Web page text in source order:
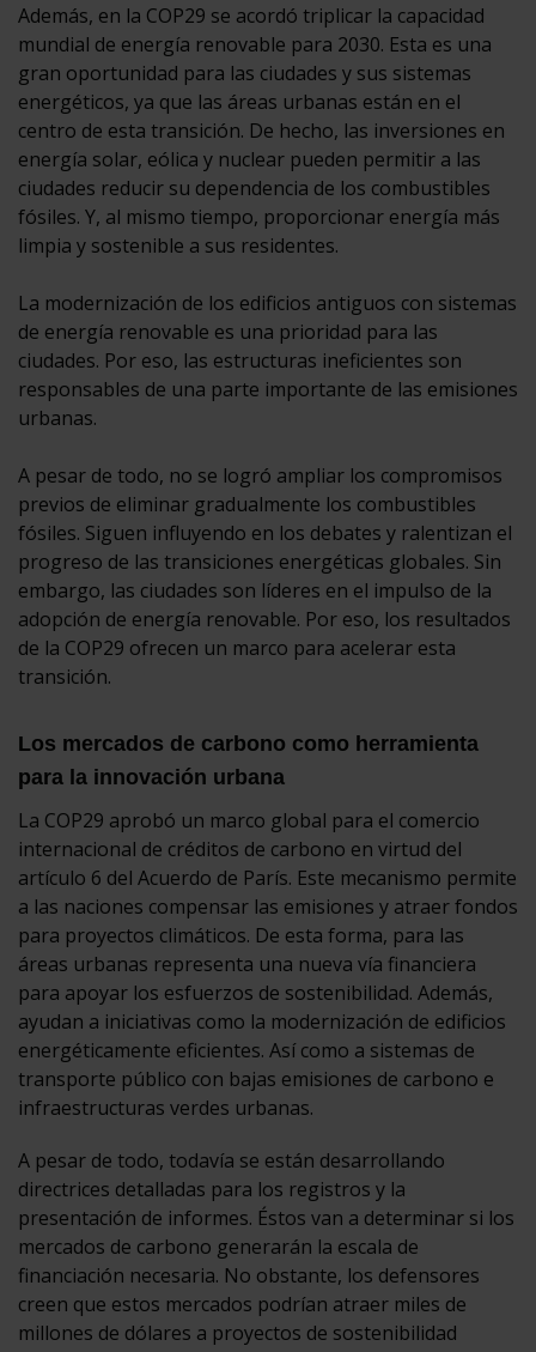
Además, en la COP29 se acordó triplicar la capacidad
mundial de energía renovable para 2030. Esta es una
gran oportunidad para las ciudades y sus sistemas
energéticos, ya que las áreas urbanas están en el
centro de esta transición. De hecho, las inversiones en
energía solar, eólica y nuclear pueden permitir a las
ciudades reducir su dependencia de los combustibles
fósiles. Y, al mismo tiempo, proporcionar energía más
limpia y sostenible a sus residentes.
La modernización de los edificios antiguos con sistemas
de energía renovable es una prioridad para las
ciudades. Por eso, las estructuras ineficientes son
responsables de una parte importante de las emisiones
urbanas.
A pesar de todo, no se logró ampliar los compromisos
previos de eliminar gradualmente los combustibles
fósiles. Siguen influyendo en los debates y ralentizan el
progreso de las transiciones energéticas globales. Sin
embargo, las ciudades son líderes en el impulso de la
adopción de energía renovable. Por eso, los resultados
de la COP29 ofrecen un marco para acelerar esta
transición.
Los mercados de carbono como herramienta
para la innovación urbana
La COP29 aprobó un marco global para el comercio
internacional de créditos de carbono en virtud del
artículo 6 del Acuerdo de París. Este mecanismo permite
a las naciones compensar las emisiones y atraer fondos
para proyectos climáticos. De esta forma, para las
áreas urbanas representa una nueva vía financiera
para apoyar los esfuerzos de sostenibilidad. Además,
ayudan a iniciativas como la modernización de edificios
energéticamente eficientes. Así como a sistemas de
transporte público con bajas emisiones de carbono e
infraestructuras verdes urbanas.
A pesar de todo, todavía se están desarrollando
directrices detalladas para los registros y la
presentación de informes. Éstos van a determinar si los
mercados de carbono generarán la escala de
financiación necesaria. No obstante, los defensores
creen que estos mercados podrían atraer miles de
millones de dólares a proyectos de sostenibilidad